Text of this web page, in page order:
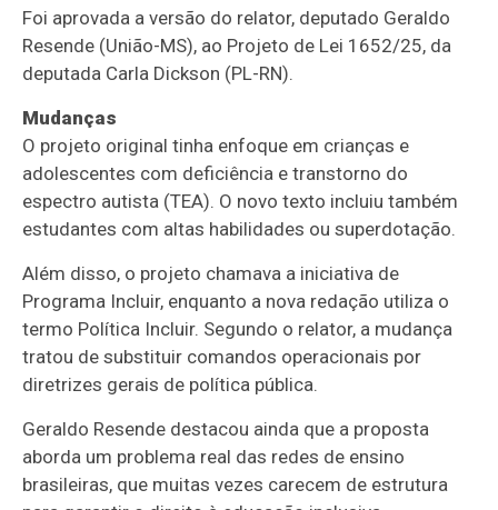
Foi aprovada a versão do relator, deputado Geraldo
Resende (União-MS), ao Projeto de Lei 1652/25, da
deputada Carla Dickson (PL-RN).
Mudanças
O projeto original tinha enfoque em crianças e
adolescentes com deficiência e transtorno do
espectro autista (TEA). O novo texto incluiu também
estudantes com altas habilidades ou superdotação.
Além disso, o projeto chamava a iniciativa de
Programa Incluir, enquanto a nova redação utiliza o
termo Política Incluir. Segundo o relator, a mudança
tratou de substituir comandos operacionais por
diretrizes gerais de política pública.
Geraldo Resende destacou ainda que a proposta
aborda um problema real das redes de ensino
brasileiras, que muitas vezes carecem de estrutura